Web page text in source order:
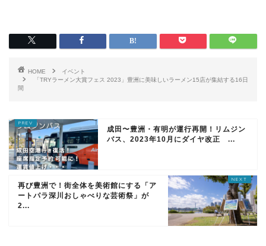
HOME
イベント
「TRYラーメン大賞フェス 2023」豊洲に美味しいラーメン15店が集結する16日
間
成田〜豊洲・有明が運行再開！リムジン
バス、2023年10月にダイヤ改正 ...
再び豊洲で！街全体を美術館にする「ア
ートパラ深川おしゃべりな芸術祭」が
2...